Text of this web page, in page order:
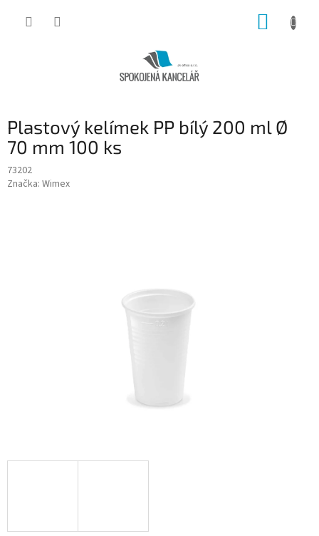
Plastový kelímek PP bílý 200 ml Ø
70 mm 100 ks
73202
Značka: Wimex